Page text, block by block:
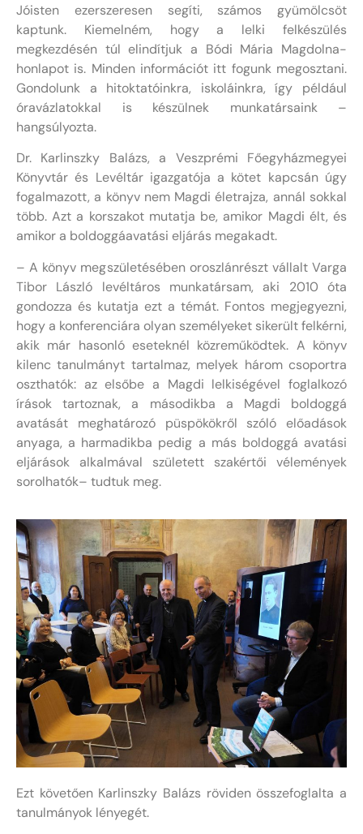
Jóisten ezerszeresen segíti, számos gyümölcsöt
kaptunk. Kiemelném, hogy a lelki felkészülés
megkezdésén túl elindítjuk a Bódi Mária Magdolna-
honlapot is. Minden információt itt fogunk megosztani.
Gondolunk a hitoktatóinkra, iskoláinkra, így például
óravázlatokkal is készülnek munkatársaink –
hangsúlyozta.
Dr. Karlinszky Balázs, a Veszprémi Főegyházmegyei
Könyvtár és Levéltár igazgatója a kötet kapcsán úgy
fogalmazott, a könyv nem Magdi életrajza, annál sokkal
több. Azt a korszakot mutatja be, amikor Magdi élt, és
amikor a boldoggáavatási eljárás megakadt.
– A könyv megszületésében oroszlánrészt vállalt Varga
Tibor László levéltáros munkatársam, aki 2010 óta
gondozza és kutatja ezt a témát. Fontos megjegyezni,
hogy a konferenciára olyan személyeket sikerült felkérni,
akik már hasonló eseteknél közreműködtek. A könyv
kilenc tanulmányt tartalmaz, melyek három csoportra
oszthatók: az elsőbe a Magdi lelkiségével foglalkozó
írások tartoznak, a másodikba a Magdi boldoggá
avatását meghatározó püspökökről szóló előadások
anyaga, a harmadikba pedig a más boldoggá avatási
eljárások alkalmával született szakértői vélemények
sorolhatók– tudtuk meg.
Ezt követően Karlinszky Balázs röviden összefoglalta a
tanulmányok lényegét.